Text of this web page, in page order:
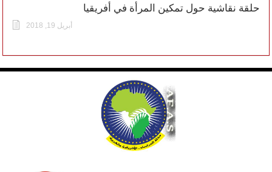
حلقة نقاشية حول تمكين المرأة في أفريقيا
أبريل 19, 2018